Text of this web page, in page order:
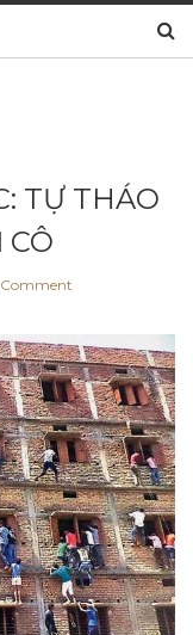
TỰ THÁO
CÔ